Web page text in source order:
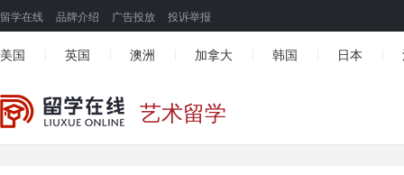
留学在线 品牌介绍 广告投放 投诉举报
美国 英国 澳洲 加拿大 韩国 日本
艺术留学